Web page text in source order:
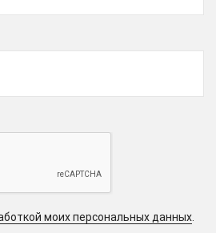
моих персональных данных